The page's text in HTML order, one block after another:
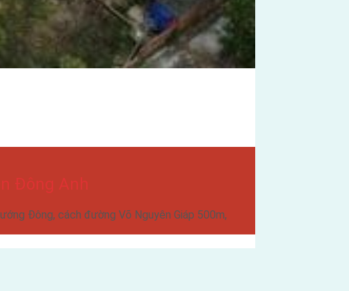
Đông Anh
Đông, cách đường Võ Nguyên Giáp 500m,